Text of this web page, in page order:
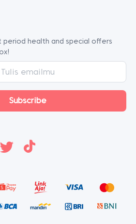
health and special offers